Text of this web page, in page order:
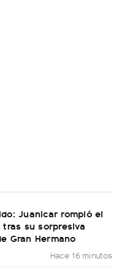
Juanicar rompió el
su sorpresiva
Gran Hermano
Hace 16 minutos